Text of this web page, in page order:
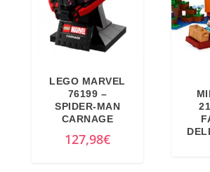
r
i
g
n
a
l
e
LEGO MARVEL
76199 –
SPIDER-MAN
CARNAGE
127,98€